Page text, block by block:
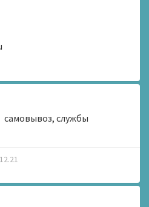
самовывоз, службы